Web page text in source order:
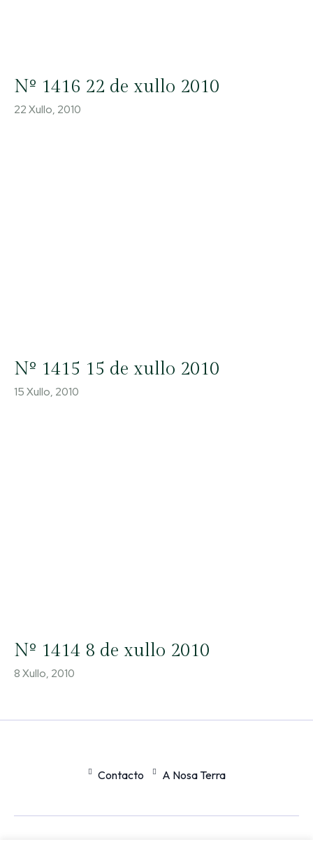
Nº 1416 22 de xullo 2010
22 Xullo, 2010
Nº 1415 15 de xullo 2010
15 Xullo, 2010
Nº 1414 8 de xullo 2010
8 Xullo, 2010
Contacto A Nosa Terra